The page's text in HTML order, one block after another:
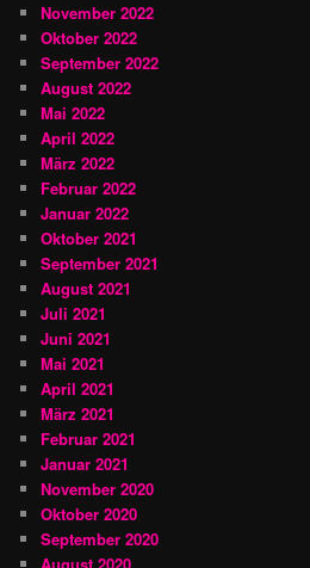
November 2022
Oktober 2022
September 2022
August 2022
Mai 2022
April 2022
März 2022
Februar 2022
Januar 2022
Oktober 2021
September 2021
August 2021
Juli 2021
Juni 2021
Mai 2021
April 2021
März 2021
Februar 2021
Januar 2021
November 2020
Oktober 2020
September 2020